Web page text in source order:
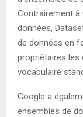
Contrairement à
données,
de données en
propriétaires les
vocabulaire
Google a
ensembles de